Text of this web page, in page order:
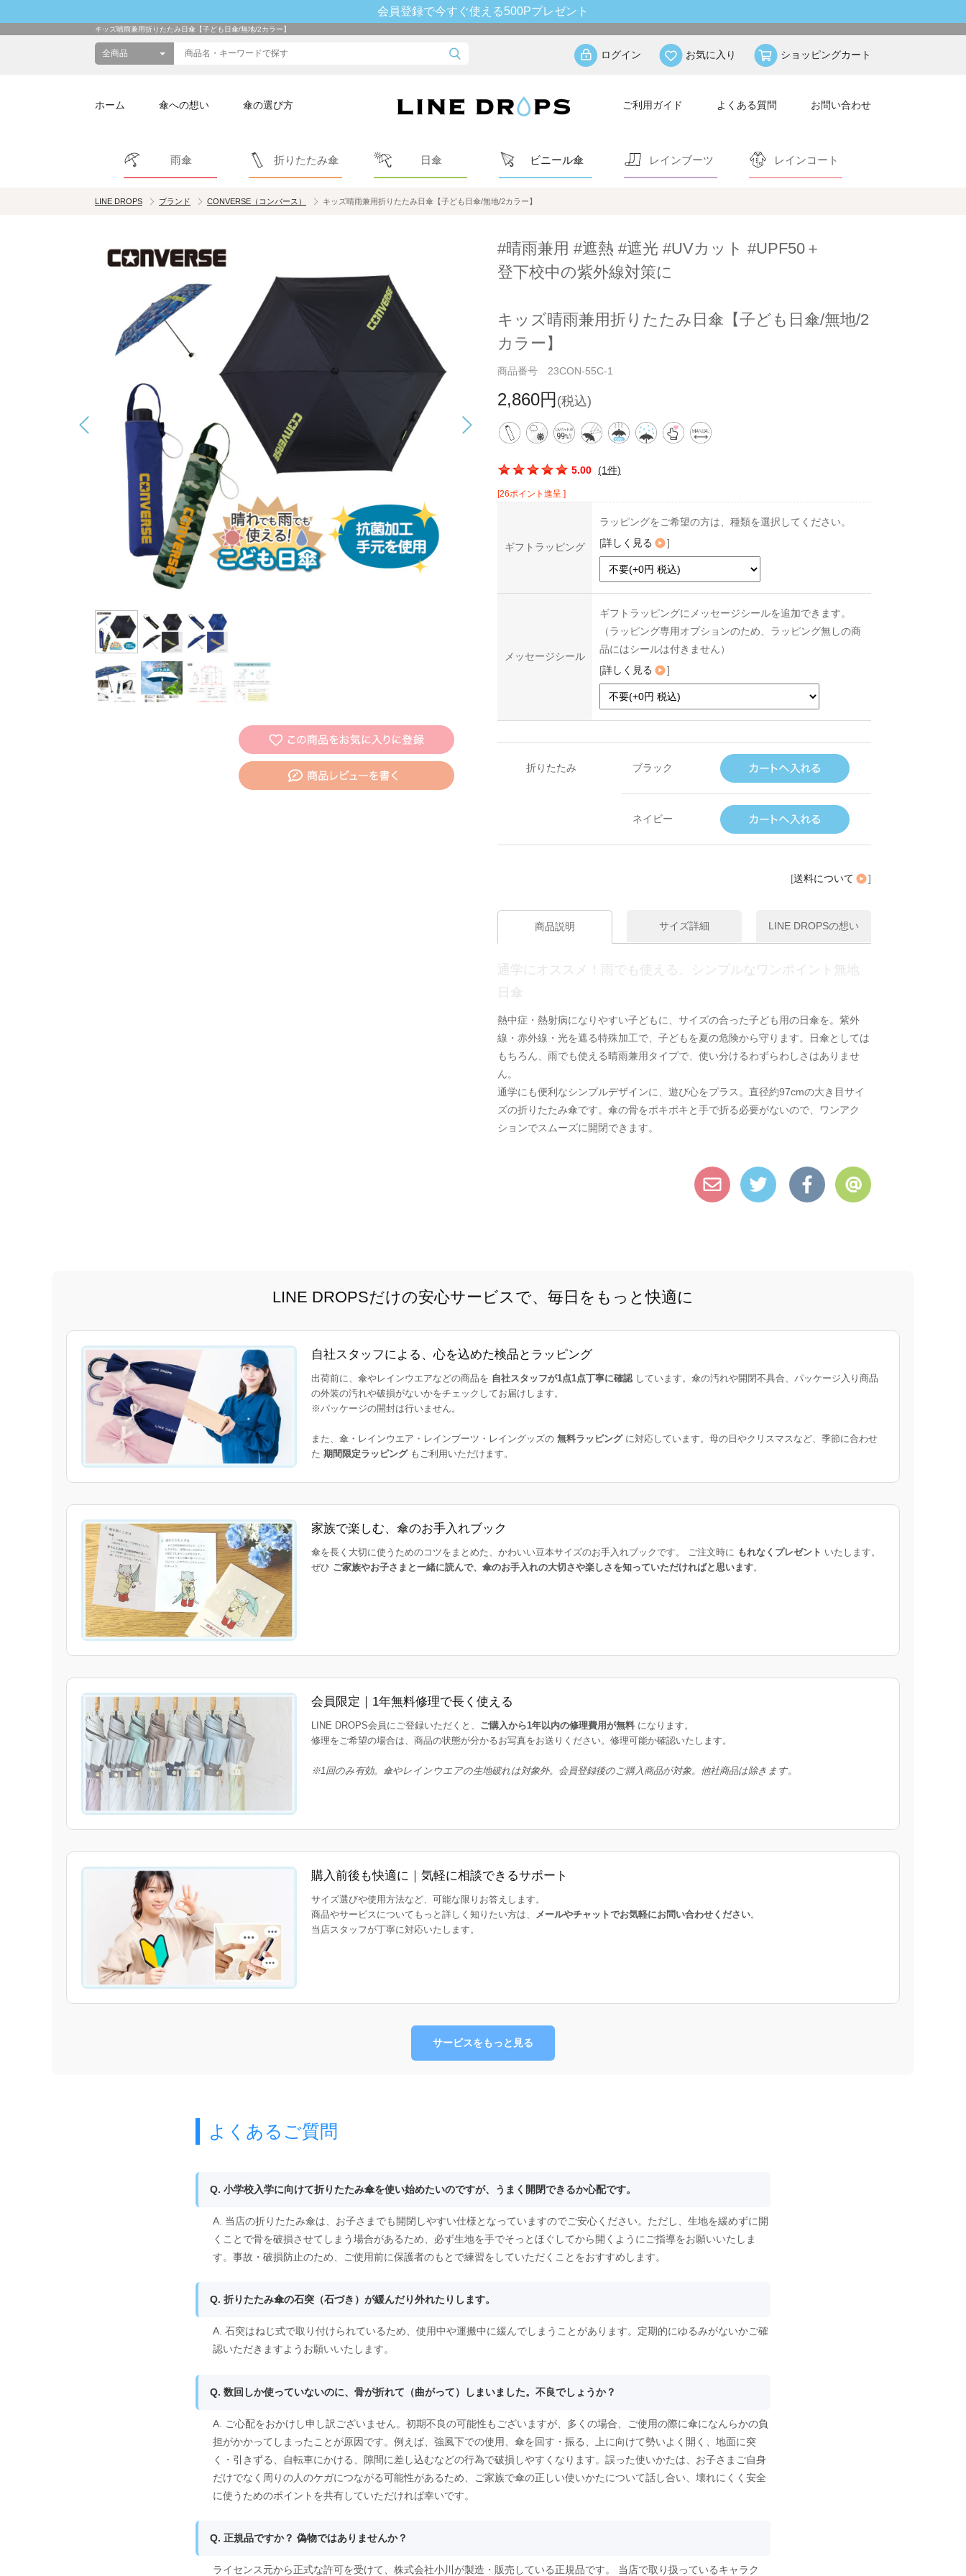
会員登録で今すぐ使える500Pプレゼント
キッズ晴雨兼用折りたたみ日傘【子ども日傘/無地/2カラー】
ログイン お気に入り ショッピングカート
ホーム 傘への想い 傘の選び方 ご利用ガイド よくある質問 お問い合わせ
雨傘 折りたたみ傘 日傘 ビニール傘 レインブーツ レインコート
LINE DROPS ブランド CONVERSE（コンバース） キッズ晴雨兼用折りたたみ日傘【子ども日傘/無地/2カラー】
#晴雨兼用 #遮熱 #遮光 #UVカット #UPF50＋
登下校中の紫外線対策に
キッズ晴雨兼用折りたたみ日傘【子ども日傘/無地/2
カラー】
商品番号 23CON-55C-1
2,860円 (税込)
5.00 (1件)
[26ポイント進呈 ]
ギフトラッピング
ラッピングをご希望の方は、種類を選択してください。
[詳しく見る ]
メッセージシール
ギフトラッピングにメッセージシールを追加できます。
（ラッピング専用オプションのため、ラッピング無しの商
品にはシールは付きません）
[詳しく見る ]
折りたたみ ブラック
ネイビー
[送料について ]
商品説明 サイズ詳細 LINE DROPSの想い
通学にオススメ！雨でも使える、シンプルなワンポイント無地
日傘
熱中症・熱射病になりやすい子どもに、サイズの合った子ども用の日傘を。紫外
線・赤外線・光を遮る特殊加工で、子どもを夏の危険から守ります。日傘としては
もちろん、雨でも使える晴雨兼用タイプで、使い分けるわずらわしさはありませ
ん。
通学にも便利なシンプルデザインに、遊び心をプラス。直径約97cmの大き目サイ
ズの折りたたみ傘です。傘の骨をポキポキと手で折る必要がないので、ワンアク
ションでスムーズに開閉できます。
LINE DROPSだけの安心サービスで、毎日をもっと快適に
自社スタッフによる、心を込めた検品とラッピング
出荷前に、傘やレインウエアなどの商品を 自社スタッフが1点1点丁寧に確認しています。傘の汚れや開閉不具合、パッケージ入り商品
の外装の汚れや破損がないかをチェックしてお届けします。
※パッケージの開封は行いません。
また、傘・レインウエア・レインブーツ・レイングッズの 無料ラッピングに対応しています。母の日やクリスマスなど、季節に合わせ
た 期間限定ラッピングもご利用いただけます。
家族で楽しむ、傘のお手入れブック
傘を長く大切に使うためのコツをまとめた、かわいい豆本サイズのお手入れブックです。 ご注文時に もれなくプレゼント いたします。
ぜひ ご家族やお子さまと一緒に読んで、傘のお手入れの大切さや楽しさを知っていただければと思います。
会員限定｜1年無料修理で長く使える
LINE DROPS会員にご登録いただくと、 ご購入から1年以内の修理費用が無料になります。
修理をご希望の場合は、商品の状態が分かるお写真をお送りください。修理可能か確認いたします。
※1回のみ有効。傘やレインウエアの生地破れは対象外。会員登録後のご購入商品が対象。他社商品は除きます。
購入前後も快適に｜気軽に相談できるサポート
サイズ選びや使用方法など、可能な限りお答えします。
商品やサービスについてもっと詳しく知りたい方は、 メールやチャットでお気軽にお問い合わせください。
当店スタッフが丁寧に対応いたします。
サービスをもっと見る
よくあるご質問
Q. 小学校入学に向けて折りたたみ傘を使い始めたいのですが、うまく開閉できるか心配です。
A. 当店の折りたたみ傘は、お子さまでも開閉しやすい仕様となっていますのでご安心ください。ただし、生地を緩めずに開
くことで骨を破損させてしまう場合があるため、必ず生地を手でそっとほぐしてから開くようにご指導をお願いいたしま
す。事故・破損防止のため、ご使用前に保護者のもとで練習をしていただくことをおすすめします。
Q. 折りたたみ傘の石突（石づき）が緩んだり外れたりします。
A. 石突はねじ式で取り付けられているため、使用中や運搬中に緩んでしまうことがあります。定期的にゆるみがないかご確
認いただきますようお願いいたします。
Q. 数回しか使っていないのに、骨が折れて（曲がって）しまいました。不良でしょうか？
A. ご心配をおかけし申し訳ございません。初期不良の可能性もございますが、多くの場合、ご使用の際に傘になんらかの負
担がかかってしまったことが原因です。例えば、強風下での使用、傘を回す・振る、上に向けて勢いよく開く、地面に突
く・引きずる、自転車にかける、隙間に差し込むなどの行為で破損しやすくなります。誤った使いかたは、お子さまご自身
だけでなく周りの人のケガにつながる可能性があるため、ご家族で傘の正しい使いかたについて話し合い、壊れにくく安全
に使うためのポイントを共有していただければ幸いです。
Q. 正規品ですか？ 偽物ではありませんか？
ライセンス元から正式な許可を受けて、株式会社小川が製造・販売している正規品です。 当店で取り扱っているキャラク